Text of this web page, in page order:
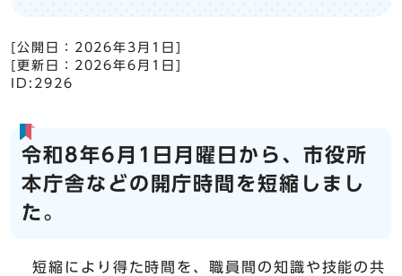
[公開日： 2026年3月1日
[更新日： 2026年6月1日
ID:2926
令和8年6月1日月曜日から、市役所
本庁舎などの開庁時間を短縮しまし
た。
短縮により得た時間を、職員間の知識や技能の共